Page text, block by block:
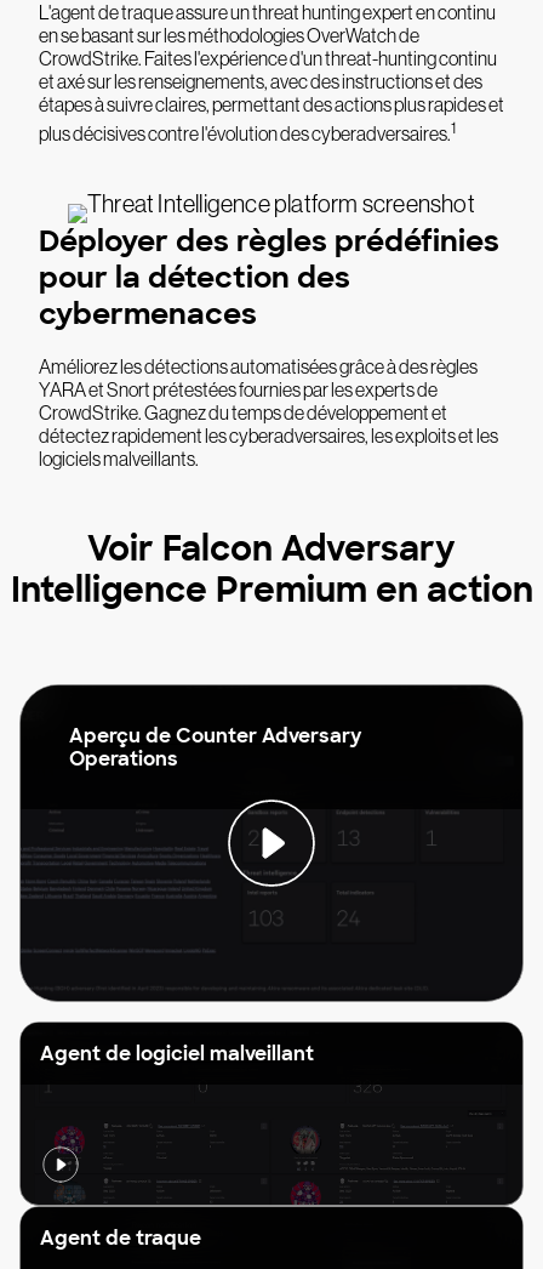
L'agent de traque assure un threat hunting expert en continu
en se basant sur les méthodologies OverWatch de
CrowdStrike. Faites l'expérience d'un threat-hunting continu
et axé sur les renseignements, avec des instructions et des
étapes à suivre claires, permettant des actions plus rapides et
plus décisives contre l'évolution des cyberadversaires.1
Déployer des règles prédéfinies
pour la détection des
cybermenaces
Améliorez les détections automatisées grâce à des règles
YARA et Snort prétestées fournies par les experts de
CrowdStrike. Gagnez du temps de développement et
détectez rapidement les cyberadversaires, les exploits et les
logiciels malveillants.
Voir Falcon Adversary
Intelligence Premium en action
Aperçu de Counter Adversary
Operations
Agent de logiciel malveillant
Agent de traque